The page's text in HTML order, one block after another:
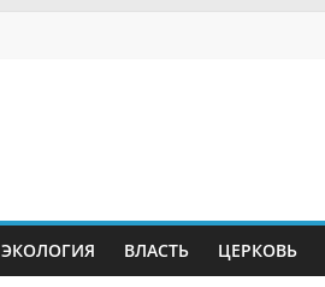
ЭКОЛОГИЯ ВЛАСТЬ ЦЕРКОВЬ